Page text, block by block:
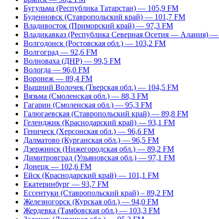
Бугульма (Республика Татарстан) — 105,9 FM
Буденновск (Ставропольский край) — 101,7 FM
Владивосток (Приморский край) — 97,3 FM
Владикавказ (Республика Северная Осетия — Алания)
Волгодонск (Ростовская обл.) — 103,2 FM
Волгоград — 92,6 FM
Волноваха (ДНР) — 99,5 FM
Вологда — 96,0 FM
Воронеж — 89,4 FM
Вышний Волочек (Тверская обл.) — 104,5 FM
Вязьма (Смоленская обл.) — 88,3 FM
Гагарин (Смоленская обл.) — 95,3 FM
Галюгаевская (Ставропольский край) — 89,8 FM
Геленджик (Краснодарский край) — 93,1 FM
Геническ (Херсонская обл.) — 96,6 FM
Далматово (Курганская обл.) — 96,5 FM
Дзержинск (Нижегородская обл.) — 89,2 FM
Димитровград (Ульяновская обл.) — 97,1 FM
Донецк — 102,6 FM
Ейск (Краснодарский край) — 101,1 FM
Екатеринбург — 93,7 FM
Ессентуки (Ставропольский край) – 89,2 FM
Железногорск (Курская обл.) — 94,0 FM
Жердевка (Тамбовская обл.) — 103,3 FM